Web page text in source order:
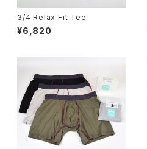
3/4 Relax Fit Tee
¥6,820